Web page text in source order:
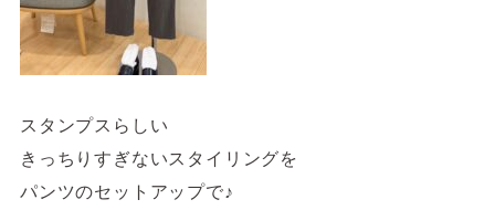
スタンプスらしい
きっちりすぎないスタイリングを
パンツのセットアップで♪